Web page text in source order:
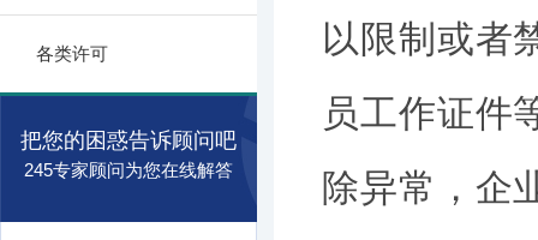
各类许可
把您的困惑告诉顾问吧
245专家顾问为您在线解答
以限制或者
员工作证件
除异常，企